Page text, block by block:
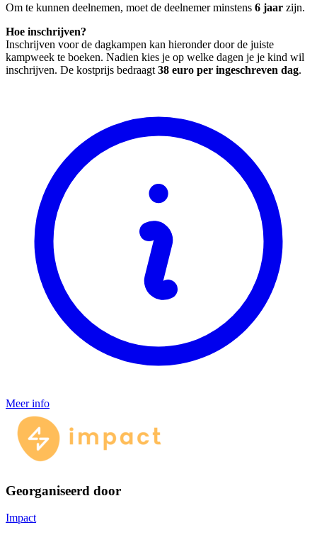
Om te kunnen deelnemen, moet de deelnemer minstens 6 jaar zijn.
Hoe inschrijven?
Inschrijven voor de dagkampen kan hieronder door de juiste
kampweek te boeken. Nadien kies je op welke dagen je je kind wil
inschrijven. De kostprijs bedraagt 38 euro per ingeschreven dag.
Meer info
Georganiseerd door
Impact